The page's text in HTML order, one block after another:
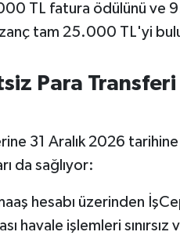
TL fatura ödülünü ve
tam 25.000 TL'yi
Para
31 Aralık 2026
da sağlıyor:
hesabı üzerinden
havale işlemleri